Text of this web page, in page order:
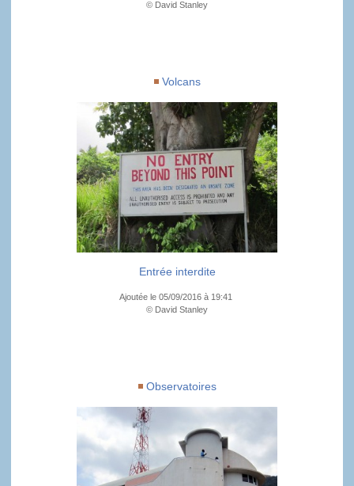
© David Stanley
Volcans
Entrée interdite
Ajoutée le 05/09/2016 à 19:41
© David Stanley
Observatoires